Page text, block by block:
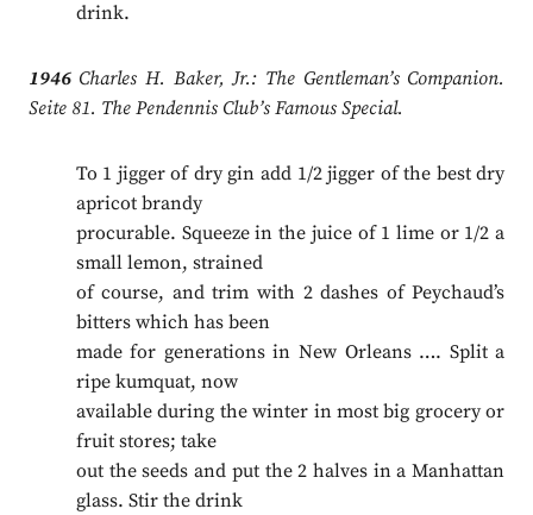
drink.
1946Charles H. Baker, Jr.: The Gentleman’s Companion.
Seite 81. The Pendennis Club’s Famous Special.
To 1 jigger of dry gin add 1/2 jigger of the best dry
apricot brandy
procurable. Squeeze in the juice of 1 lime or 1/2 a
small lemon, strained
of course, and trim with 2 dashes of Peychaud’s
bitters which has been
made for generations in New Orleans …. Split a
ripe kumquat, now
available during the winter in most big grocery or
fruit stores; take
out the seeds and put the 2 halves in a Manhattan
glass. Stir the drink